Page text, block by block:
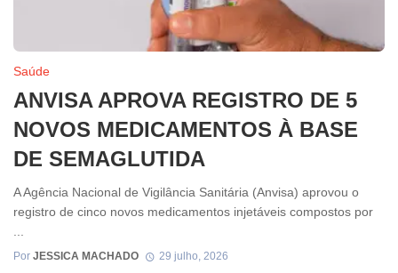
Saúde
ANVISA APROVA REGISTRO DE 5
NOVOS MEDICAMENTOS À BASE
DE SEMAGLUTIDA
A Agência Nacional de Vigilância Sanitária (Anvisa) aprovou o
registro de cinco novos medicamentos injetáveis compostos por
Por JESSICA MACHADO 29 julho, 2026